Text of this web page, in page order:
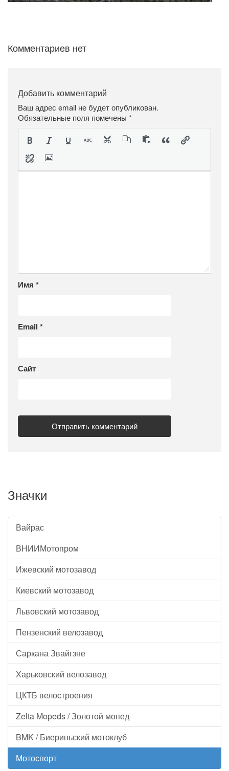
Комментариев нет
Добавить комментарий
Ваш адрес email не будет опубликован.
Обязательные поля помечены *
Имя *
Email *
Сайт
Значки
Вайрас
ВНИИМотопром
Ижевский мотозавод
Киевский мотозавод
Львовский мотозавод
Пензенский велозавод
Саркана Звайгзне
Харьковский велозавод
ЦКТБ велостроения
Zelta Mopeds / Золотой мопед
BMK / Биериньский мотоклуб
Мотоспорт